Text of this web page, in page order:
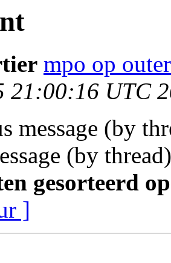
mpo op
21:00:16 UTC
message (by
(by
gesorteerd
]